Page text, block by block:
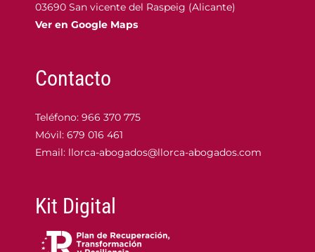
03690 San vicente del Raspeig (Alicante)
Ver en Google Maps
Contacto
Teléfono:966 370 775
Móvil: 679 016 461
Email: llorca-abogados@llorca-abogados.com
Kit Digital